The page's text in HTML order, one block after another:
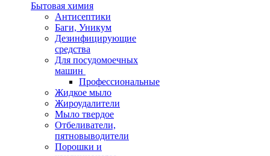
Бытовая химия
Антисептики
Баги, Уникум
Дезинфицирующие
средства
Для посудомоечных
машин
Профессиональные
Жидкое мыло
Жироудалители
Мыло твердое
Отбеливатели,
пятновыводители
Порошки и